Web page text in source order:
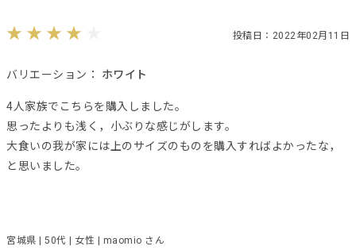
投稿日：2022年02月11日
バリエーション： ホワイト
4人家族でこちらを購入しました。
思ったよりも浅く，小ぶりな感じがします。
大食いの我が家には上のサイズのものを購入すればよかったな，
と思いました。
宮城県 | 50代 | 女性 | maomio さん